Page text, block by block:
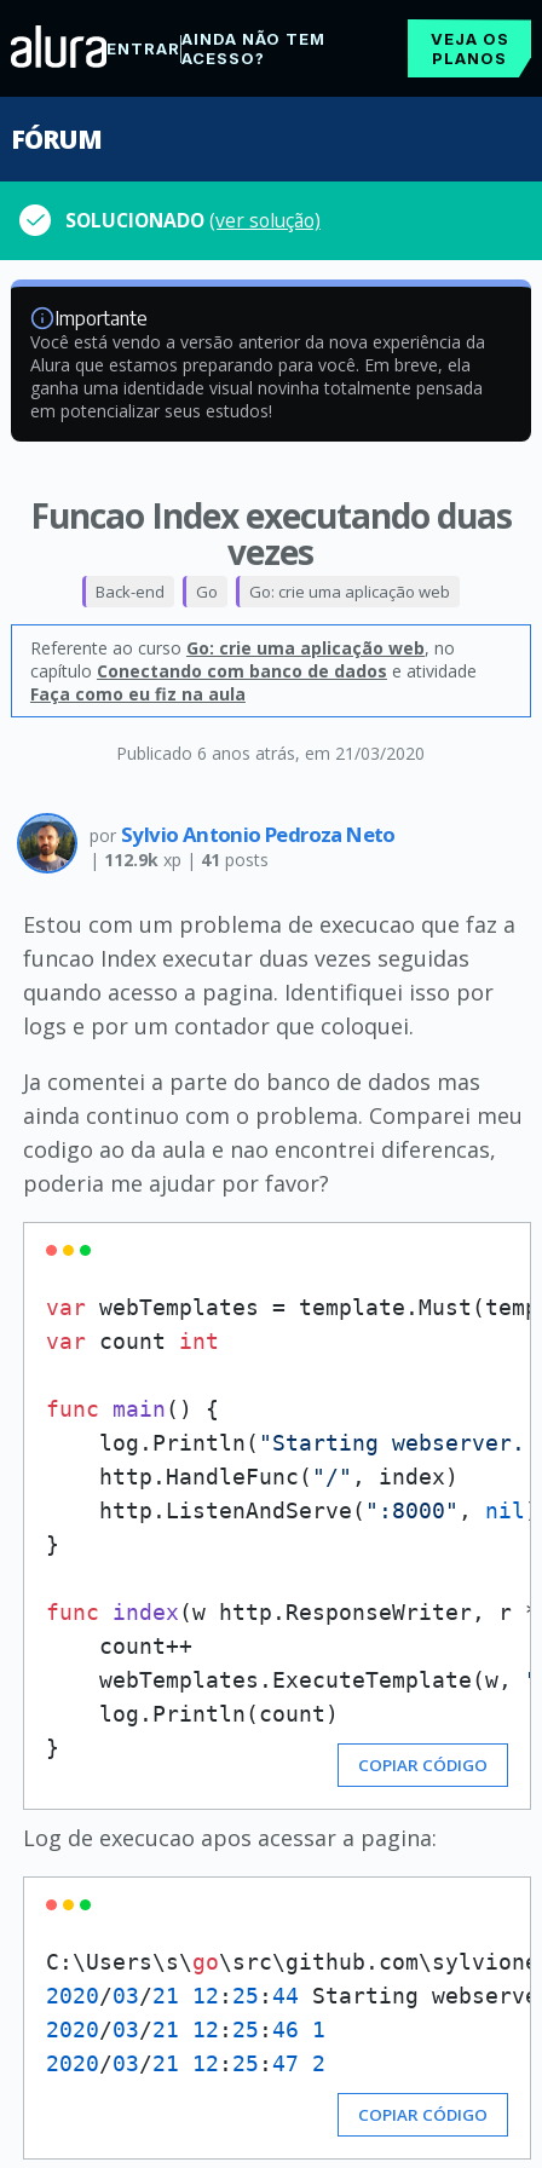
ENTRARAINDA NÃO TEM
ACESSO?
VEJA OS
PLANOS
FÓRUM
SOLUCIONADO(ver solução)
Importante
Você está vendo a versão anterior da nova experiência da
Alura que estamos preparando para você. Em breve, ela
ganha uma identidade visual novinha totalmente pensada
em potencializar seus estudos!
Funcao Index executando duas
vezes
Publicado 6 anos atrás, em 21/03/2020
Back-end Go Go: crie uma aplicação web
Referente ao curso Go: crie uma aplicação web, no
capítulo Conectando com banco de dados e atividade
Faça como eu fiz na aula
por Sylvio Antonio Pedroza Neto
| 112.9kxp | 41 posts
Estou com um problema de execucao que faz a
funcao Index executar duas vezes seguidas
quando acesso a pagina. Identifiquei isso por
logs e por um contador que coloquei.
Ja comentei a parte do banco de dados mas
ainda continuo com o problema. Comparei meu
codigo ao da aula e nao encontrei diferencas,
poderia me ajudar por favor?
var webTemplates =
var count int
func main()
{
    log.Println(
"Starting
    http.HandleFunc(
"/" , index)
    http.ListenAndServe(
":8000" , nil)
}
func index(w http.ResponseWriter, r
    count++
    webTemplates.ExecuteTemplate(w,
    log.Println(count)
}
COPIAR CÓDIGO
Log de execucao apos acessar a pagina:
C:\Users\s\go
2020/03/21 12 : 25 :44
2020/03/21 12 : 25 :46
1
2020/03/21 12 : 25 :47 2
COPIAR CÓDIGO